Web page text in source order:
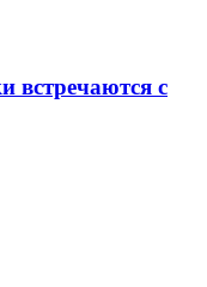
встречаются с